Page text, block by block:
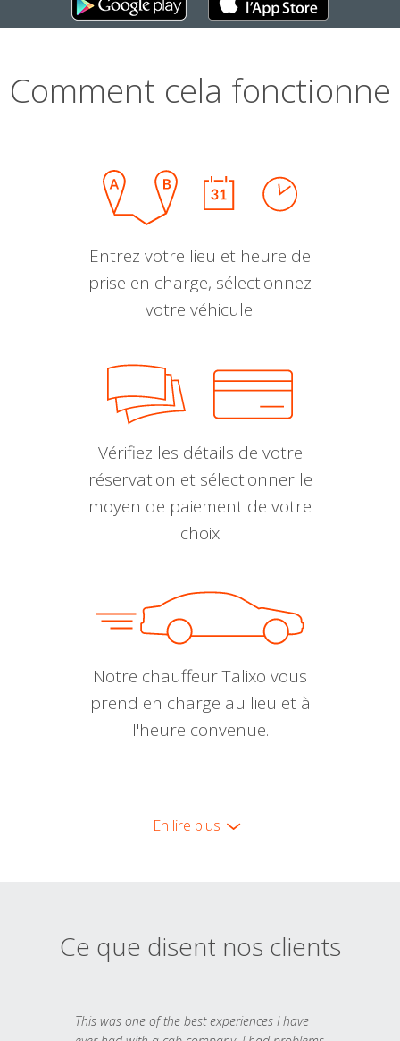
Comment cela fonctionne
Entrez votre lieu et heure de
prise en charge, sélectionnez
votre véhicule.
Vérifiez les détails de votre
réservation et sélectionner le
moyen de paiement de votre
choix
Notre chauffeur Talixo vous
prend en charge au lieu et à
l'heure convenue.
En lire plus
Ce que disent nos clients
This was one of the best experiences I have